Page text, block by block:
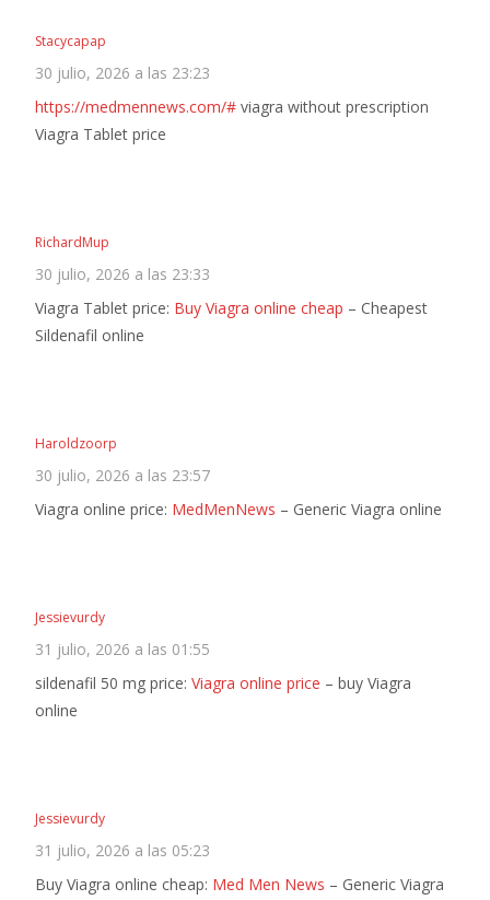
Stacycapap
30 julio, 2026 a las 23:23
https://medmennews.com/# viagra without prescription
Viagra Tablet price
RichardMup
30 julio, 2026 a las 23:33
Viagra Tablet price: Buy Viagra online cheap – Cheapest
Sildenafil online
Haroldzoorp
30 julio, 2026 a las 23:57
Viagra online price: MedMenNews – Generic Viagra online
Jessievurdy
31 julio, 2026 a las 01:55
sildenafil 50 mg price: Viagra online price – buy Viagra
online
Jessievurdy
31 julio, 2026 a las 05:23
Buy Viagra online cheap: Med Men News – Generic Viagra